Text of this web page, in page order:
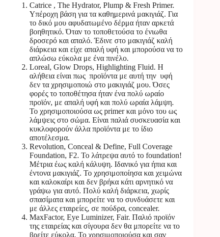
Catrice , Τhe Hydrator, Plump & Fresh Primer.
Υπέροχη βάση για τα καθημερινά μακιγιάζ. Για
το δικό μου αφυδατωμένο δέρμα ήταν αρκετά
βοηθητικό. Όταν το τοποθετούσα το ένιωθα
δροσερό και απαλό. Έδινε στο μακιγιάζ καλή
διάρκεια και είχε απαλή υφή και μπορούσα να το
απλώσω εύκολα με ένα πινέλο.
Loreal, Glow Drops, Highlighting Fluid. Η
αλήθεια είναι πως προϊόντα με αυτή την υφή
δεν τα χρησιμοποιώ στο μακιγιάζ μου. Όσες
φορές το τοποθέτησα ήταν ένα πολύ ωραίο
προϊόν, με απαλή υφή και πολύ ωραία λάμψη.
Το χρησιμοποιούσα ως primer και μόνο του ως
λάμψεις στο σώμα. Είναι παλιά συσκευασία και
κυκλοφορούν άλλα προϊόντα με το ίδιο
αποτέλεσμα.
Revolution, Conceal & Define, Full Coverage
Foundation, F2. Το λάτρεψα αυτό το foundation!
Μέτρια έως καλή κάλυψη. Ιδανικό για ήπια και
έντονα μακιγιάζ. Το χρησιμοποίησα και χειμώνα
και καλοκαίρι και δεν βρήκα κάτι αρνητικό να
γράψω για αυτό. Πολύ καλή διάρκεια, χωρίς
σπασίματα και μπορείτε να το συνδυάσετε και
με άλλες εταιρείες, σε πούδρα, concealer.
MaxFactor, Eye Luminizer, Fair. Παλιό προϊόν
της εταιρείας και σίγουρα δεν θα μπορείτε να το
βρείτε εύκολα. Το χρησιμοποιούσα και σαν